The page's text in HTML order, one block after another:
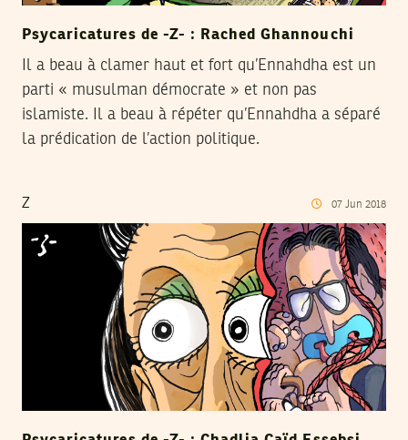
Psycaricatures de -Z- : Rached Ghannouchi
Il a beau à clamer haut et fort qu’Ennahdha est un
parti « musulman démocrate » et non pas
islamiste. Il a beau à répéter qu’Ennahdha a séparé
la prédication de l’action politique.
Z 07 Jun 2018